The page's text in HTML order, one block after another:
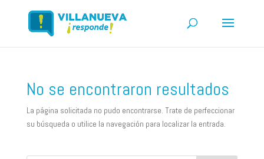
No se encontraron resultados
La página solicitada no pudo encontrarse. Trate de perfeccionar
su búsqueda o utilice la navegación para localizar la entrada.